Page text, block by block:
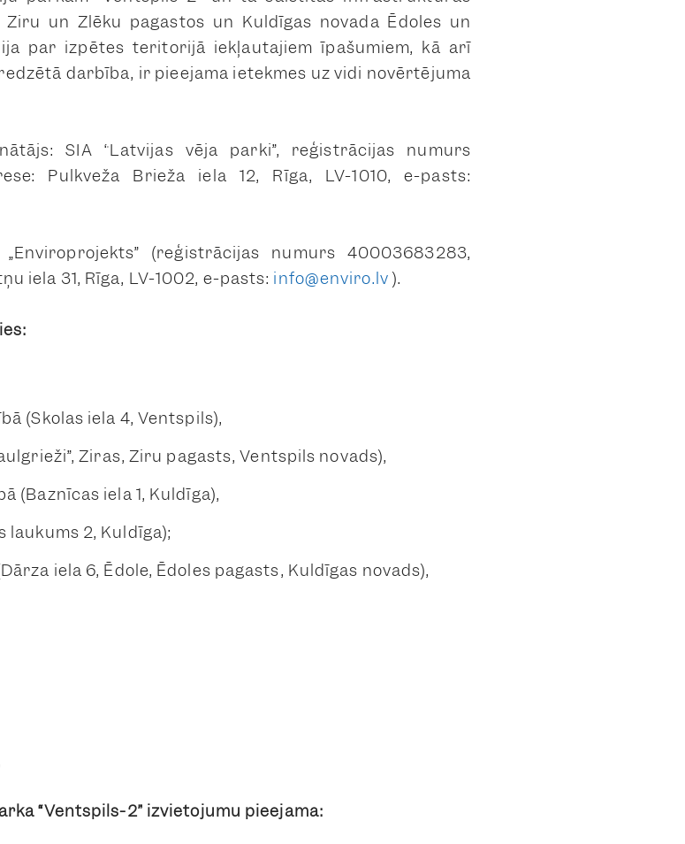
un Zlēku pagastos un Kuldīgas novada Ēdoles un
par izpētes teritorijā iekļautajiem īpašumiem, kā arī
darbība, ir pieejama ietekmes uz vidi novērtējuma
SIA “Latvijas vēja parki”, reģistrācijas numurs
Pulkveža Brieža iela 12, Rīga, LV-1010, e-pasts:
(reģistrācijas numurs 40003683283,
iela 31, Rīga, LV-1002, e-pasts: info@enviro.lv).
(Skolas iela 4, Ventspils),
Ziras, Ziru pagasts, Ventspils novads),
(Baznīcas iela 1, Kuldīga),
laukums 2, Kuldīga);
iela 6, Ēdole, Ēdoles pagasts, Kuldīgas novads),
“Ventspils-2” izvietojumu pieejama: